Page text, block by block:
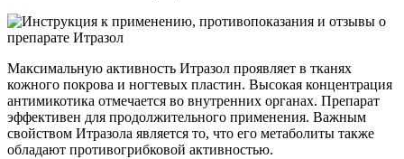
Максимальную активность Итразол проявляет в тканях
кожного покрова и ногтевых пластин. Высокая концентрация
антимикотика отмечается во внутренних органах. Препарат
эффективен для продолжительного применения. Важным
свойством Итразола является то, что его метаболиты также
обладают противогрибковой активностью.